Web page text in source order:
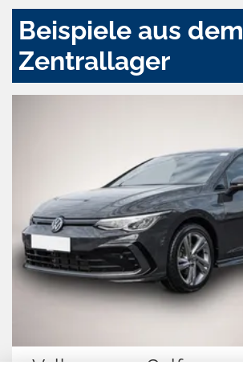
Beispiele aus dem
Zentrallager